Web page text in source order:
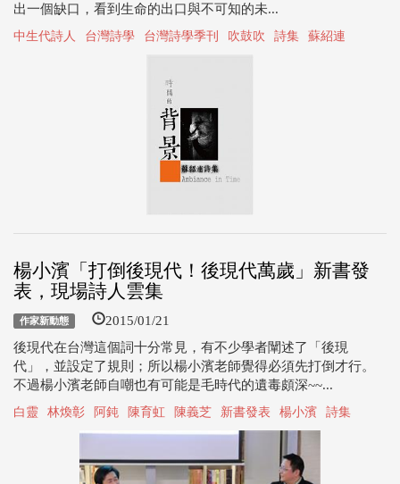
出一個缺口，看到生命的出口與不可知的未...
中生代詩人 台灣詩學 台灣詩學季刊 吹鼓吹 詩集 蘇紹連
楊小濱「打倒後現代！後現代萬歲」新書發
表，現場詩人雲集
作家新動態 2015/01/21
後現代在台灣這個詞十分常見，有不少學者闡述了「後現
代」，並設定了規則；所以楊小濱老師覺得必須先打倒才行。
不過楊小濱老師自嘲也有可能是毛時代的遺毒頗深~~...
白靈 林煥彰 阿鈍 陳育虹 陳義芝 新書發表 楊小濱 詩集